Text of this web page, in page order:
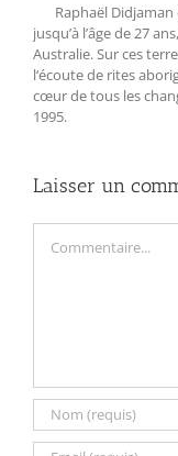
Raphaël
jusqu’à l’âge de 27
Australie. Sur ces
l‘écoute de rites
cœur de tous les
1995.
Laisser un